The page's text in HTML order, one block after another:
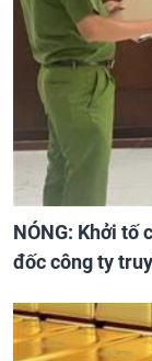
NÓNG: Khởi tố
đốc công ty